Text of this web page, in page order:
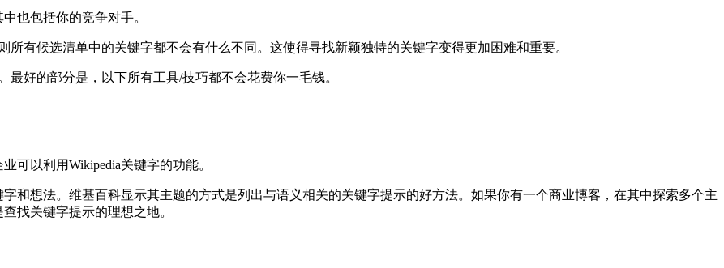
也包括你的竞争对手。
所有候选清单中的关键字都不会有什么不同。这使得寻找新颖独特的关键字变得更加困难和重要。
好的部分是，以下所有工具/技巧都不会花费你一毛钱。
可以利用Wikipedia关键字的功能。
和想法。维基百科显示其主题的方式是列出与语义相关的关键字提示的好方法。如果你有一个商业博客，在其中探索多个主
找关键字提示的理想之地。